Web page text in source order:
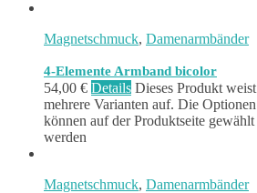
Magnetschmuck, Damenarmbänder
4-Elemente Armband bicolor
54,00 € Details Dieses Produkt weist
mehrere Varianten auf. Die Optionen
können auf der Produktseite gewählt
werden
Magnetschmuck, Damenarmbänder